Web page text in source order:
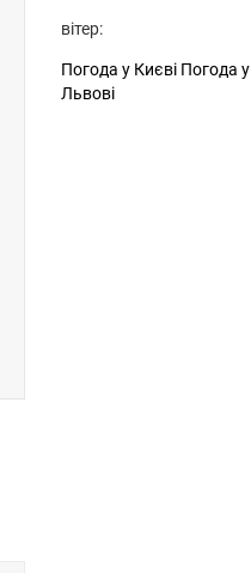
вітер:
Погода у Києві Погода у
Львові